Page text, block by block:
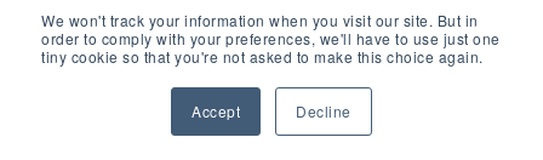
We won't track your information when you visit our site. But in
order to comply with your preferences, we'll have to use just one
tiny cookie so that you're not asked to make this choice again.
Accept Decline
ติดต่อฝ่ายรับสมัครหลักสูตรระยะสั้น
ติดต่อฝ่ายรับสมัครหลักสูตรปริญญา
© 2026 Dusit Thani College |